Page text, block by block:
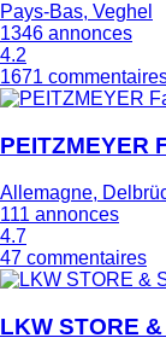
Pays-Bas, Veghel
1346 annonces
4.2
1671
PEITZMEYER
Allemagne,
111 annonces
4.7
47 commentaires
LKW STORE